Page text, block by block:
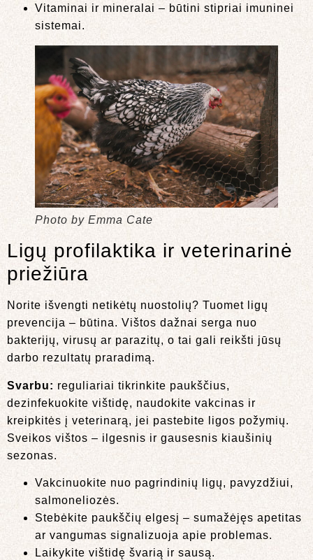
Vitaminai ir mineralai – būtini stipriai imuninei
sistemai.
Photo by Emma Cate
Ligų profilaktika ir veterinarinė
priežiūra
Norite išvengti netikėtų nuostolių? Tuomet ligų
prevencija – būtina. Vištos dažnai serga nuo
bakterijų, virusų ar parazitų, o tai gali reikšti jūsų
darbo rezultatų praradimą.
Svarbu: reguliariai tikrinkite paukščius,
dezinfekuokite vištidę, naudokite vakcinas ir
kreipkitės į veterinarą, jei pastebite ligos požymių.
Sveikos vištos – ilgesnis ir gausesnis kiaušinių
sezonas.
Vakcinuokite nuo pagrindinių ligų, pavyzdžiui,
salmoneliozės.
Stebėkite paukščių elgesį – sumažėjęs apetitas
ar vangumas signalizuoja apie problemas.
Laikykite vištidę švarią ir sausą.